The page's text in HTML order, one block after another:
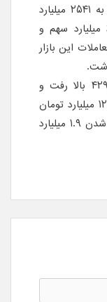
ارزش معاملات بورس تهران در مجموع به ۲۵۴۱ میلیارد
تومان رسید و حجم معاملات رقم ۶.۲ میلیارد سهم و
این بازار
آیفکس نیز با ۶۳ واحد رشد تا رقم ۴۲۹۹ بالا رفت و
ارزش معاملات فرابورس ایران به رقم ۱۲۹۱ میلیارد تومان
رسید. این رقم ناشی از دست به دست شدن ۱.۹ میلیارد